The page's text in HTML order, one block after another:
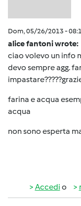
Dom, 05/26/2013 -
alice fantoni wrote:
ciao volevo un info
devo sempre agg.
farina e acqua
acqua
non sono esperta
Accedi o